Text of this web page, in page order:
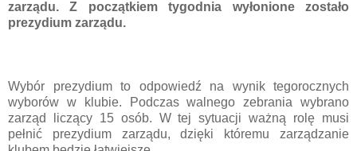
zarządu. Z początkiem tygodnia wyłonione zostało
prezydium zarządu.
Wybór prezydium to odpowiedź na wynik tegorocznych
wyborów w klubie. Podczas walnego zebrania wybrano
zarząd liczący 15 osób. W tej sytuacji ważną rolę musi
pełnić prezydium zarządu, dzięki któremu zarządzanie